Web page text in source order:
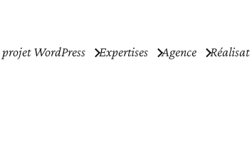
WordPress Expertises Agence